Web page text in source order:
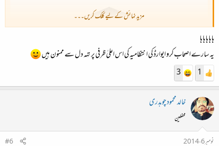
مزید نمائش کے لیے کلک کریں۔۔۔
ہا ہا ہا ہا ہا
یہ سارے اصحاب کرو ایوارڈ کی انتظامیہ کی اس اعلیٰ ظرفی پر تہہ دل سے ممنون ہیں
1
3
خالد محمود چوہدری
محفلین
نومبر 6، 2014
#6